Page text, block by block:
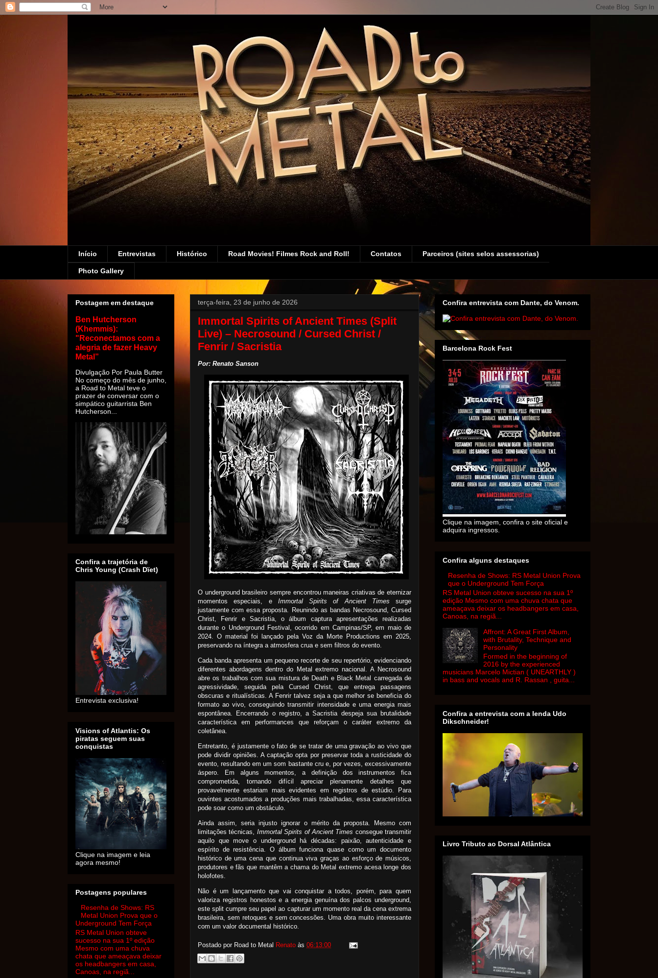
Início Entrevistas Histórico Road Movies! Filmes Rock and Roll! Contatos Parceiros (sites selos assessorias)
Photo Gallery
terça-feira, 23 de junho de 2026
Immortal Spirits of Ancient Times (Split
Live) – Necrosound / Cursed Christ /
Fenrir / Sacristia
Por: Renato Sanson
O underground brasileiro sempre encontrou maneiras criativas de eternizar
momentos especiais, e Immortal Spirits of Ancient Times surge
justamente com essa proposta. Reunindo as bandas Necrosound, Cursed
Christ
Fenrir e Sacristia, o álbum captura apresentações realizadas
durante o Underground Festival, ocorrido em Campinas/SP, em maio de
2024. O material foi lançado pela Voz da Morte Productions em 2025,
preservando na íntegra a atmosfera crua e sem filtros do evento.
Cada banda apresenta um pequeno recorte de seu repertório, evidenciando
diferentes abordagens dentro do Metal extremo nacional. A Necrosound
abre os trabalhos com sua mistura de Death e Black Metal carregada de
agressividade, seguida pela Cursed Christ, que entrega passagens
obscuras e ritualísticas. A Fenrir talvez seja a que melhor se beneficia do
formato ao vivo, conseguindo transmitir intensidade e uma energia mais
espontânea. Encerrando o registro, a Sacristia despeja sua brutalidade
característica em performances que reforçam o caráter extremo da
coletânea.
Entretanto, é justamente o fato de se tratar de uma gravação ao vivo que
pode dividir opiniões. A captação opta por preservar toda a rusticidade do
evento, resultando em um som bastante cru e, por vezes, excessivamente
áspero. Em alguns momentos, a definição dos instrumentos fica
comprometida, tornando difícil apreciar plenamente detalhes que
provavelmente estariam mais evidentes em registros de estúdio. Para
ouvintes acostumados a produções mais trabalhadas, essa característica
pode soar como um obstáculo.
Ainda assim, seria injusto ignorar o mérito da proposta. Mesmo com
limitações técnicas, Immortal Spirits of Ancient Times consegue transmitir
aquilo que move o underground há décadas: paixão, autenticidade e
espírito de resistência. O álbum funciona quase como um documento
histórico de uma cena que continua viva graças ao esforço de músicos,
produtores e fãs que mantêm a chama do Metal extremo acesa longe dos
holofotes.
Não é um lançamento que vai conquistar a todos, porém, para quem
valoriza registros honestos e a energia genuína dos palcos underground,
este split cumpre seu papel ao capturar um momento real da cena extrema
brasileira, sem retoques e sem concessões. Uma obra muito interessante
com um valor documental histórico.
Postado por Road to Metal Renato às 06:13:00
Postagem em destaque
Ben Hutcherson
(Khemmis):
"Reconectamos com a
alegria de fazer Heavy
Metal”
Divulgação Por Paula Butter
No começo do mês de junho,
a Road to Metal teve o
prazer de conversar com o
simpático guitarrista Ben
Hutcherson...
Confira a trajetória de
Chris Young (Crash Dïet)
Entrevista exclusiva!
Visions of Atlantis: Os
piratas seguem suas
conquistas
Clique na imagem e leia
agora mesmo!
Postagens populares
Resenha de Shows: RS
Metal Union Prova que o
Underground Tem Força
RS Metal Union obteve
sucesso na sua 1º edição
Mesmo com uma chuva
chata que ameaçava deixar
os headbangers em casa,
Canoas, na regiã...
Confira entrevista com Dante, do Venom.
Barcelona Rock Fest
Clique na imagem, confira o site oficial e
adquira ingressos.
Confira alguns destaques
Resenha de Shows: RS Metal Union Prova
que o Underground Tem Força
RS Metal Union obteve sucesso na sua 1º
edição Mesmo com uma chuva chata que
ameaçava deixar os headbangers em casa,
Canoas, na regiã...
Affront: A Great First Album,
with Brutality, Technique and
Personality
Formed in the beginning of
2016 by the experienced
musicians Marcelo Mictian ( UNEARTHLY )
in bass and vocals and R. Rassan , guita...
Confira a entrevista com a lenda Udo
Dikschneider!
Livro Tributo ao Dorsal Atlântica